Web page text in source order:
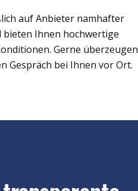
auf Anbieter namhafter
Ihnen hochwertige
Gerne überzeugen
Gespräch bei Ihnen vor Ort.